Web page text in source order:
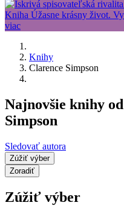
Knihy
Clarence Simpson
Najnovšie knihy
Simpson
Sledovať autora
Zúžiť výber
Zoradiť
Zúžiť výber